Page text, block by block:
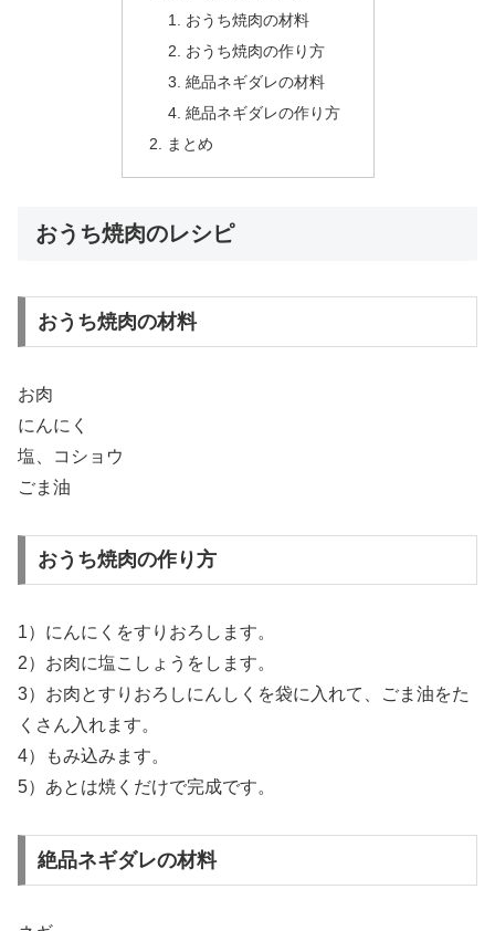
おうち焼肉の材料
おうち焼肉の作り方
絶品ネギダレの材料
絶品ネギダレの作り方
まとめ
おうち焼肉のレシピ
おうち焼肉の材料
お肉
にんにく
塩、コショウ
ごま油
おうち焼肉の作り方
1）にんにくをすりおろします。
2）お肉に塩こしょうをします。
3）お肉とすりおろしにんしくを袋に入れて、ごま油をた
くさん入れます。
4）もみ込みます。
5）あとは焼くだけで完成です。
絶品ネギダレの材料